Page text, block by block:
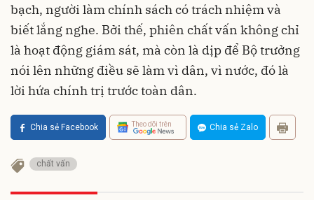
bạch, người làm chính sách có trách nhiệm và
biết lắng nghe. Bởi thế, phiên chất vấn không chỉ
là hoạt động giám sát, mà còn là dịp để Bộ trưởng
nói lên những điều sẽ làm vì dân, vì nước, đó là
lời hứa chính trị trước toàn dân.
Chia sẻ Facebook Theo dõi trên Chia sẻ Zalo
chất vấn